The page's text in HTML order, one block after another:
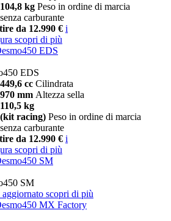
104,8 kg Peso in ordine di marcia
senza carburante
da 12.990 € i
scopri di più
EDS
EDS
449,6 cc Cilindrata
970 mm Altezza sella
110,5 kg
(kit racing) Peso in ordine di marcia
senza carburante
da 12.990 € i
scopri di più
SM
SM
scopri di più
MX Factory